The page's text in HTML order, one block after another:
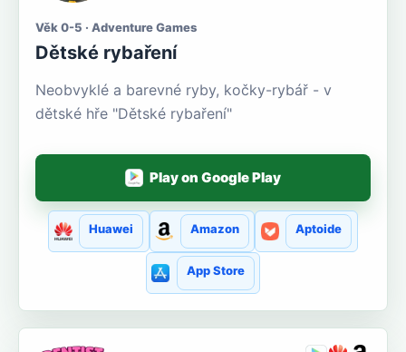
Věk 0-5 · Adventure Games
Dětské rybaření
Neobvyklé a barevné ryby, kočky-rybář - v
dětské hře "Dětské rybaření"
Play on Google Play
Huawei Amazon Aptoide
App Store